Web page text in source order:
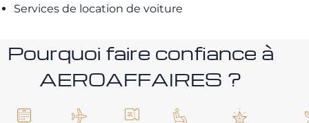
Services de location de voiture
Pourquoi faire confiance à
AEROAFFAIRES ?